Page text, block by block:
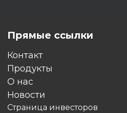
Прямые ссылки
Контакт
Продукты
O нас
Новости
Страница инвесторов